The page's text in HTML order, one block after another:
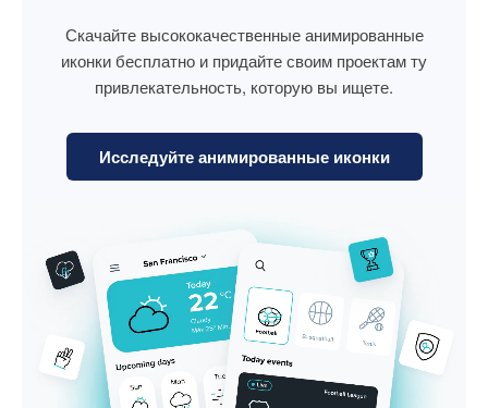
Скачайте высококачественные анимированные
иконки бесплатно и придайте своим проектам ту
привлекательность, которую вы ищете.
Исследуйте анимированные иконки